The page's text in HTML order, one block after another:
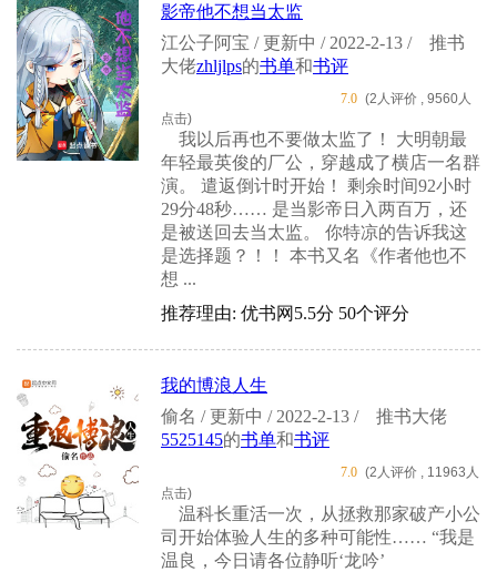
影帝他不想当太监
江公子阿宝 / 更新中 / 2022-2-13 /
推书
大佬zhljlps的书单和书评
7.0 (2人评价 , 9560人
点击)
我以后再也不要做太监了！ 大明朝最
年轻最英俊的厂公，穿越成了横店一名群
演。 遣返倒计时开始！ 剩余时间92小时
29分48秒…… 是当影帝日入两百万，还
是被送回去当太监。 你特凉的告诉我这
是选择题？！！ 本书又名《作者他也不
想 ...
推荐理由: 优书网5.5分 50个评分
我的博浪人生
偷名 / 更新中 / 2022-2-13 /
推书大佬
5525145的书单和书评
7.0 (2人评价 , 11963人
点击)
温科长重活一次，从拯救那家破产小公
司开始体验人生的多种可能性…… “我是
温良，今日请各位静听‘龙吟’